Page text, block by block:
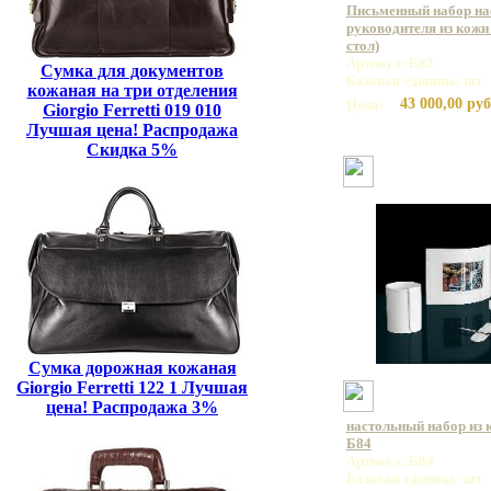
Сумка для документов
кожаная на три отделения
Giorgio Ferretti 019 010
Лучшая цена! Распродажа
Скидка 5%
Сумка дорожная кожаная
Giorgio Ferretti 122 1 Лучшая
цена! Распродажа 3%
Письменный набор
руководителя из
стол)
Артикул: Б82
Базовая единица: шт
Цена:
43 000,00
настольный набор из
Б84
Артикул: Б84
Базовая единица: шт